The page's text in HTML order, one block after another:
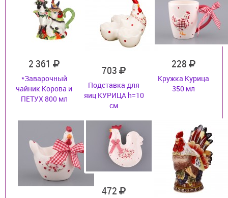
2 361
*Заварочный
чайник Корова и
ПЕТУХ 800 мл
703
Подставка для
яиц КУРИЦА h=10
см
228
Кружка Курица
350 мл
472